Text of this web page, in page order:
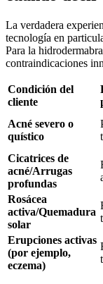
La verdadera
tecnología en
Para la
contraindicaciones
Condición del
cliente
Acné severo o
quístico
Cicatrices de
acné/Arrugas
profundas
Rosácea
activa/Quemadura
solar
Erupciones activas
(por ejemplo,
eczema)